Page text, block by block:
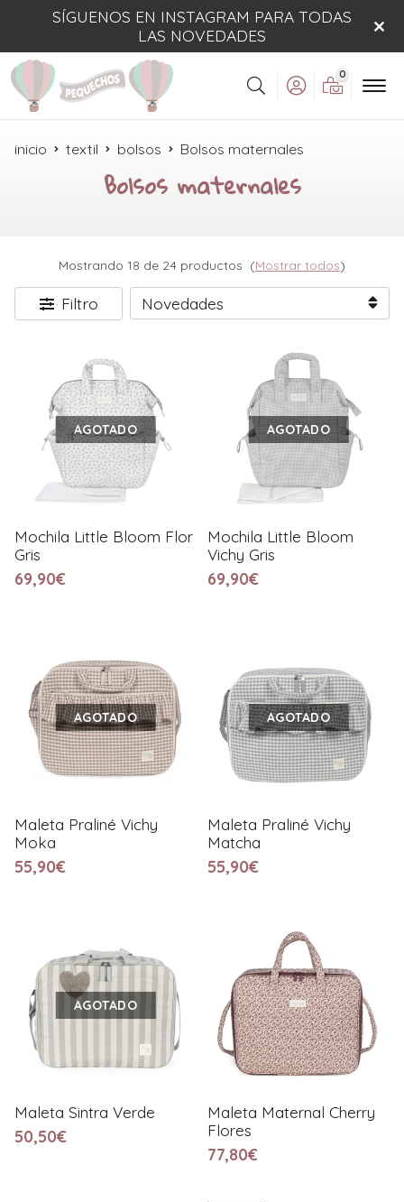
SÍGUENOS EN INSTAGRAM PARA TODAS
LAS NOVEDADES
Buscar
0
inicio textil bolsos Bolsos maternales
Bolsos maternales
Mostrando 18 de 24 productos (Mostrar todos)
Filtro
AGOTADO
Mochila Little Bloom Flor
Gris
69,90€
AGOTADO
Mochila Little Bloom
Vichy Gris
69,90€
AGOTADO
Maleta Praliné Vichy
Moka
55,90€
AGOTADO
Maleta Praliné Vichy
Matcha
55,90€
AGOTADO
Maleta Sintra Verde
50,50€
Maleta Maternal Cherry
Flores
77,80€